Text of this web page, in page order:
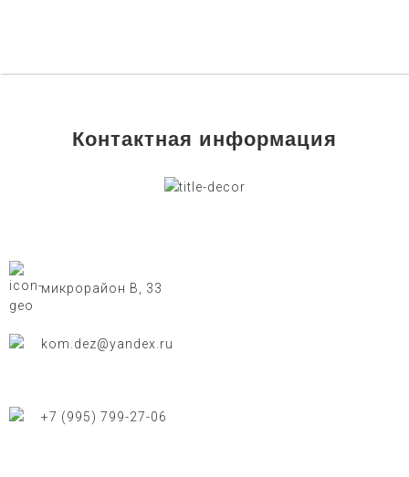
Контактная информация
микрорайон В, 33
kom.dez@yandex.ru
+7 (995) 799-27-06